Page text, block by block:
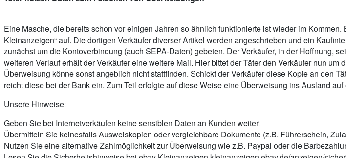
Eine Masche, die bereits schon vor einigen Jahren so ähnlich funktionierte ist wieder im
Kleinanzeigen“ auf. Die dortigen Verkäufer diverser Artikel werden angeschrieben und ein
zunächst um die Kontoverbindung (auch SEPA-Daten) gebeten. Der Verkäufer, in der Hoffnung,
weiteren Verlauf erhält der Verkäufer eine weitere Mail. Hier bittet der Täter den Verkäufer nun
Überweisung könne sonst angeblich nicht stattfinden. Schickt der Verkäufer diese Kopie an den
reicht diese bei der Bank ein. Zum Teil erfolgte auf diese Weise eine Überweisung ins Ausland auf
Unsere Hinweise:
Geben Sie bei Internetverkäufen keine sensiblen Daten an Kunden weiter.
Übermitteln Sie keinesfalls Ausweiskopien oder vergleichbare Dokumente (z.B. Führerschein,
Nutzen Sie eine alternative Zahlmöglichkeit zur Überweisung wie z.B. Paypal oder die